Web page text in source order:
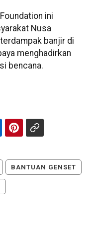
ini
Nusa
banjir di
menghadirkan
bencana.
BANTUAN GENSET